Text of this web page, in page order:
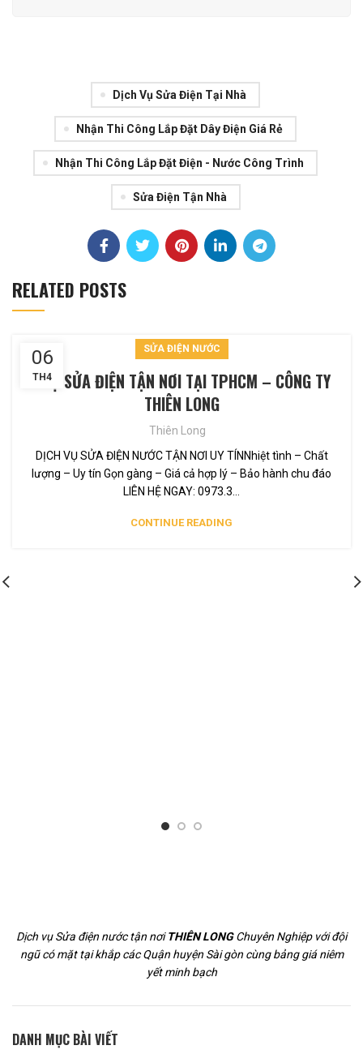
Dịch Vụ Sửa Điện Tại Nhà
Nhận Thi Công Lắp Đặt Dây Điện Giá Rẻ
Nhận Thi Công Lắp Đặt Điện - Nước Công Trình
Sửa Điện Tận Nhà
RELATED POSTS
06
TH4
SỬA ĐIỆN NƯỚC
THỢ SỬA ĐIỆN TẬN NƠI TẠI TPHCM – CÔNG TY
THIÊN LONG
Thiên Long
DỊCH VỤ SỬA ĐIỆN NƯỚC TẬN NƠI UY TÍNNhiệt tình – Chất
lượng – Uy tín Gọn gàng – Giá cả hợp lý – Bảo hành chu đáo
LIÊN HỆ NGAY: 0973.3...
CONTINUE READING
Dịch vụ Sửa điện nước tận nơiTHIÊN LONGChuyên Nghiệp với đội
ngũ có mặt tại khắp các Quận huyện Sài gòn cùng bảng giá niêm
yết minh bạch
DANH MỤC BÀI VIẾT